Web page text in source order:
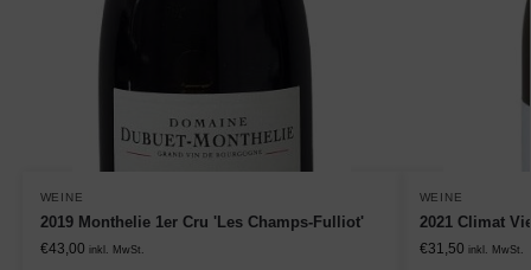
WEINE
2019 Monthelie 1er Cru 'Les Champs-Fulliot'
€43,00 inkl. MwSt.
WEINE
2021 Climat
€31,50 inkl. MwSt.